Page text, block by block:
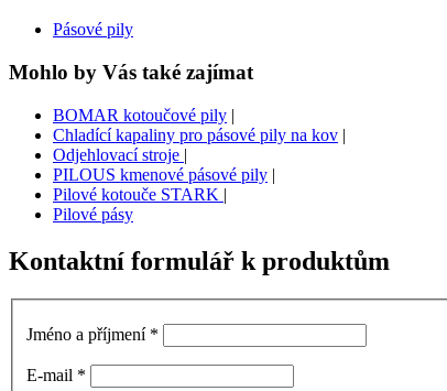
Pásové pily
Mohlo by Vás také zajímat
BOMAR kotoučové pily |
Chladící kapaliny pro pásové pily na kov |
Odjehlovací stroje |
PILOUS kmenové pásové pily |
Pilové kotouče STARK |
Pilové pásy
Kontaktní formulář k produktům
Jméno a příjmení *
E-mail *